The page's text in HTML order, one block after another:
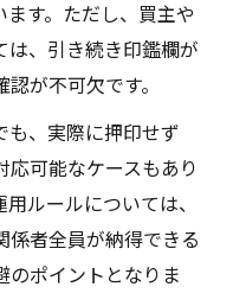
す。ただし、買主や
は、引き続き印鑑欄が
が不可欠です。
も、実際に押印せず
応可能なケースもあり
ルールについては、
係者全員が納得できる
のポイントとなりま